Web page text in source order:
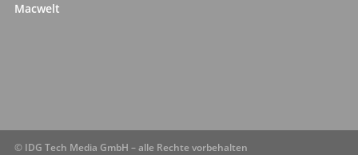
Macwelt
© IDG Tech Media GmbH – alle Rechte vorbehalten